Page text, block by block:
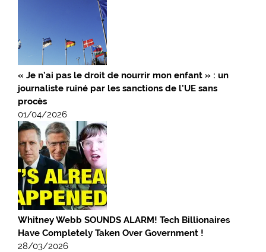
« Je n’ai pas le droit de nourrir mon enfant » : un
journaliste ruiné par les sanctions de l’UE sans
procès
01/04/2026
Whitney Webb SOUNDS ALARM! Tech Billionaires
Have Completely Taken Over Government !
28/03/2026